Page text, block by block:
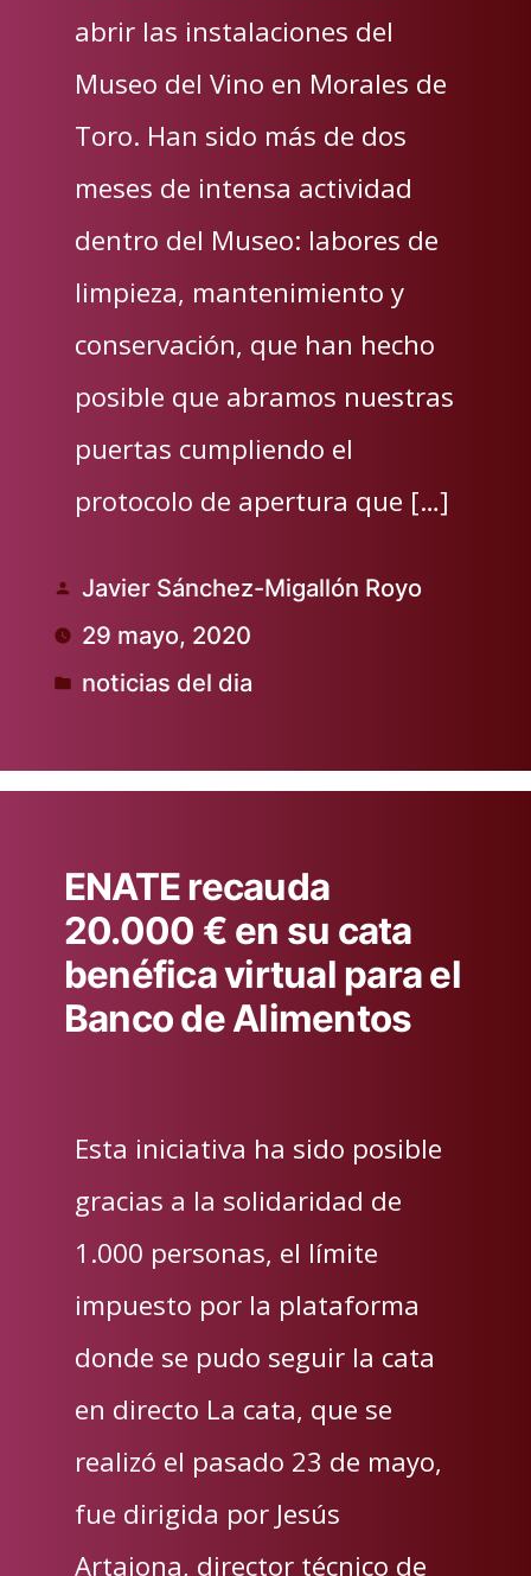
abrir las instalaciones del
Museo del Vino en Morales de
Toro. Han sido más de dos
meses de intensa actividad
dentro del Museo: labores de
limpieza, mantenimiento y
conservación, que han hecho
posible que abramos nuestras
puertas cumpliendo el
protocolo de apertura que […]
Publicado
por
Javier Sánchez-Migallón Royo
29 mayo, 2020
Publicado
noticias del dia
ENATE recauda
20.000 € en su cata
benéfica virtual para el
Banco de Alimentos
Esta iniciativa ha sido posible
gracias a la solidaridad de
1.000 personas, el límite
impuesto por la plataforma
donde se pudo seguir la cata
en directo La cata, que se
realizó el pasado 23 de mayo,
fue dirigida por Jesús
Artajona, director técnico de